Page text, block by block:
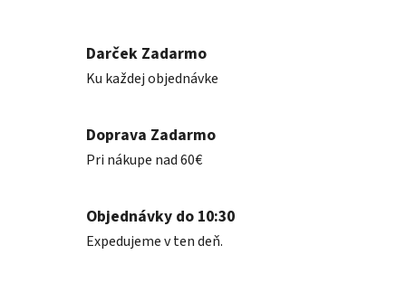
Darček Zadarmo
Ku každej objednávke
Doprava Zadarmo
Pri nákupe nad 60€
Objednávky do 10:30
Expedujeme v ten deň.